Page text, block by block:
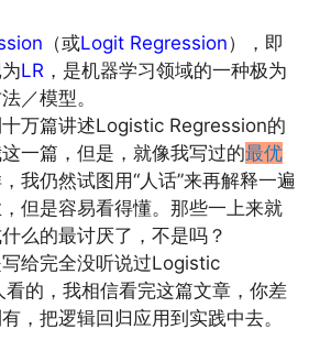
（或Logit Regression），即
LR ，是机器学习领域的一种极为
／模型。
万篇讲述Logistic Regression的
一篇，但是，就像我写过的最优
我仍然试图用“人话”来再解释一遍
但是容易看得懂。那些一上来就
么的最讨厌了，不是吗？
给完全没听说过Logistic
的，我相信看完这篇文章，你差
，把逻辑回归应用到实践中去。